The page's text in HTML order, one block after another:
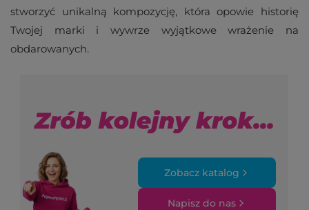
stworzyć unikalną kompozycję, która opowie historię
Twojej marki i wywrze wyjątkowe wrażenie na
obdarowanych.
Zobacz katalog
Napisz do nas